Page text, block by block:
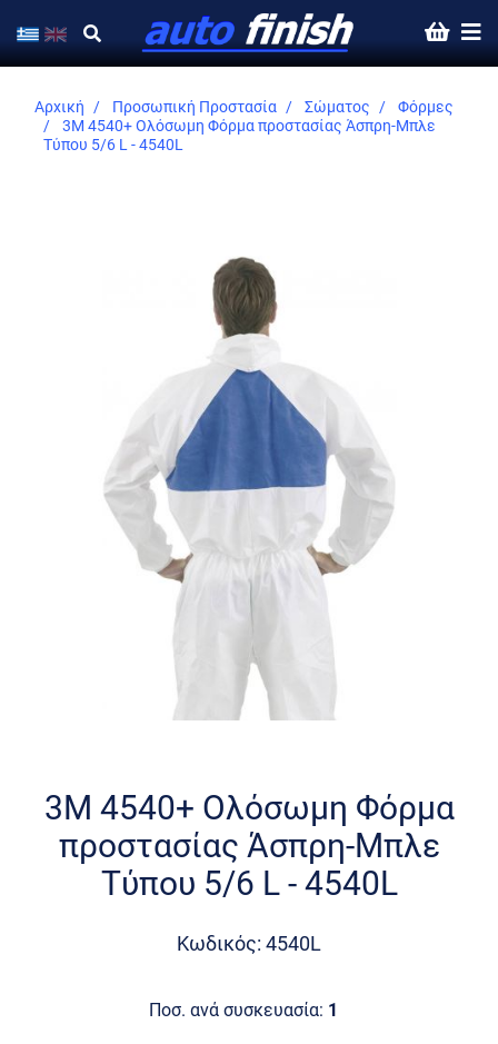
Αρχική Προσωπική Προστασία Σώματος
Φόρμες
3M 4540+ Ολόσωμη Φόρμα προστασίας Άσπρη-Μπλε
Τύπου 5/6 L - 4540L
beginning
3M 4540+ Ολόσωμη Φόρμα
προστασίας Άσπρη-Μπλε
Τύπου 5/6 L - 4540L
Κωδικός: 4540L
Ποσ. ανά συσκευασία: 1